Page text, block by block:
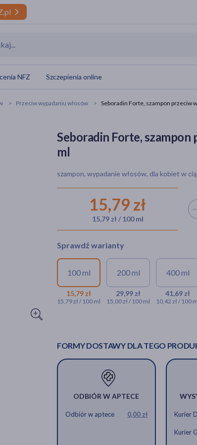
NFZ Szczepienia online
Przeciw wypadaniu włosów Seboradin Forte, szampon przeciw
Seboradin Forte, szampon
ml
szampon, wypadanie włosów, dla kobiet w
15,79 zł
15,79 zł / 100 ml
Sprawdź warianty
100 ml
15,79 zł
15,79 zł / 100 ml
200 ml
29,99 zł
15,00 zł / 100 ml
400 ml
41,69 zł
10,42 zł / 100
FORMY DOSTAWY DLA TEGO
ODBIÓR W APTECE
Odbiór w aptece 0,00 zł Kurier
Kurier